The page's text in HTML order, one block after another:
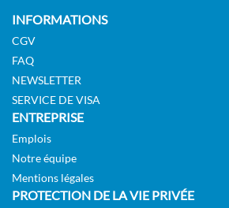
INFORMATIONS
CGV
FAQ
NEWSLETTER
SERVICE DE VISA
ENTREPRISE
Emplois
Notre équipe
Mentions légales
PROTECTION DE LA VIE PRIVÉE